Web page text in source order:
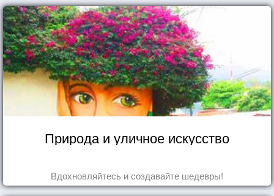
Природа и уличное искусство
Вдохновляйтесь и создавайте шедевры!